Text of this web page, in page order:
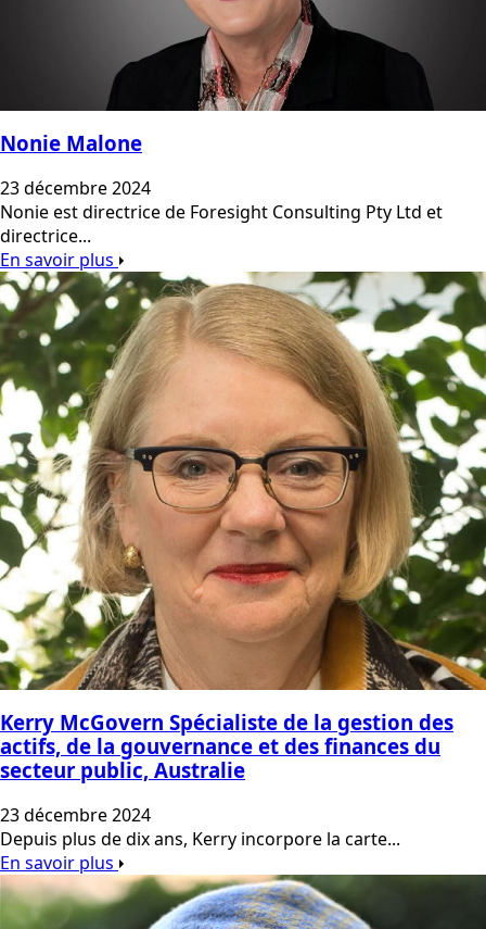
Nonie Malone
23 décembre 2024
Nonie est directrice de Foresight Consulting Pty Ltd et
directrice...
En savoir plus
Kerry McGovern Spécialiste de la gestion des
actifs, de la gouvernance et des finances du
secteur public, Australie
23 décembre 2024
Depuis plus de dix ans, Kerry incorpore la carte...
En savoir plus